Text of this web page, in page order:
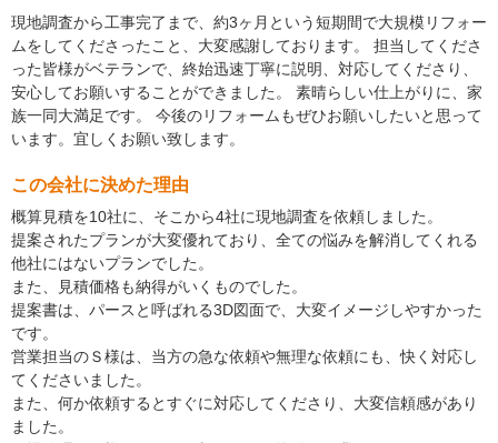
現地調査から工事完了まで、約3ヶ月という短期間で大規模リフォー
ムをしてくださったこと、大変感謝しております。 担当してくださ
った皆様がベテランで、終始迅速丁寧に説明、対応してくださり、
安心してお願いすることができました。 素晴らしい仕上がりに、家
族一同大満足です。 今後のリフォームもぜひお願いしたいと思って
います。宜しくお願い致します。
この会社に決めた理由
概算見積を10社に、そこから4社に現地調査を依頼しました。
提案されたプランが大変優れており、全ての悩みを解消してくれる
他社にはないプランでした。
また、見積価格も納得がいくものでした。
提案書は、パースと呼ばれる3D図面で、大変イメージしやすかった
です。
営業担当のＳ様は、当方の急な依頼や無理な依頼にも、快く対応し
てくださいました。
また、何か依頼するとすぐに対応してくださり、大変信頼感があり
ました。